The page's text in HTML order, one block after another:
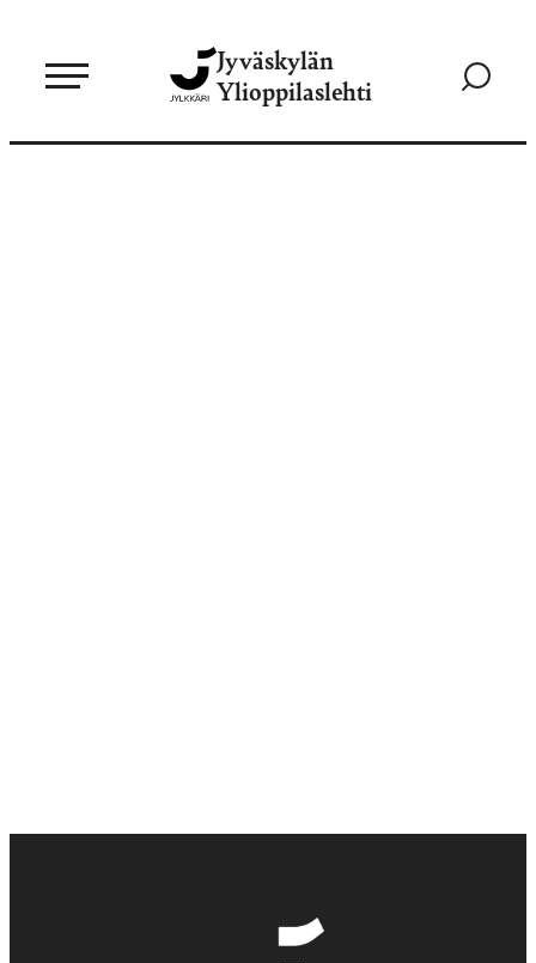
sisältöön
Jyväskylän
Ylioppilaslehti
Siirry